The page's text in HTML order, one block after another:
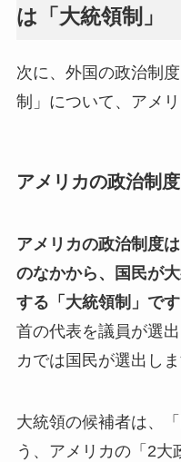
は「大統領制」
次に、外国の政治制
制」について、アメ
アメリカの政治制
アメリカの政治制度
のなかから、国民が
する「大統領制」です
首の代表を議員が選
カでは国民が選出しま
大統領の候補者は、
う、アメリカの「2大